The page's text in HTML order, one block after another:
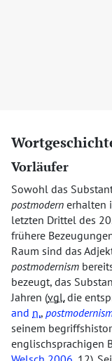
Vorläufer
Sowohl das
postmodern erhalten
letzten Drittel des
frühere
Raum sind das
postmodernism
bezeugt, das
Jahren (vgl.die
and n.,
seinem
englischsprachigen